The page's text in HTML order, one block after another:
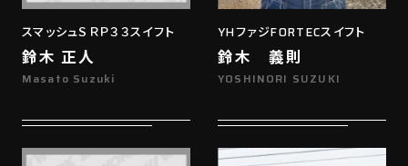
スマッシュＳＲＰ３３スイフト
鈴木 正人
Masato Suzuki
YHファジFORTECスイフト
鈴木 義則
YOSHINORI SUZUKI